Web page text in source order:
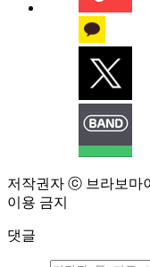
저작권자 ⓒ 브라보마
이용 금지
댓글